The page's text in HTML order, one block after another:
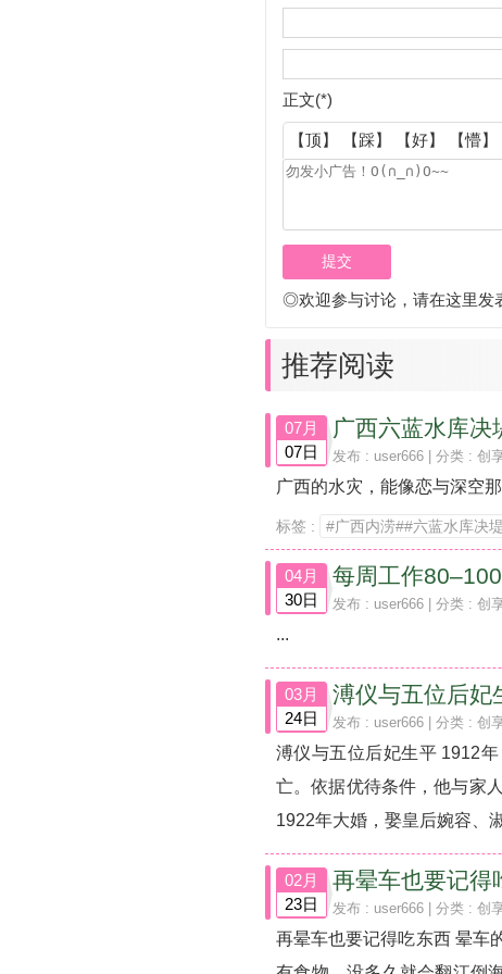
正文(*)
【顶】 【踩】 【好】 【懵】
◎欢迎参与讨论，请在这里发
推荐阅读
07月
07日
广西六蓝水库决
发布 : user666 | 分类 : 创
广西的水灾，能像恋与深空
标签 : #广西内涝##六蓝水库决
04月
30日
每周工作
发布 : user666 | 分类 : 创
...
03月
24日
溥仪与五位后妃
发布 : user666 | 分类 : 创
溥仪与五位后妃生平 1912
亡。依据优待条件，他与家
1922年大婚，娶皇后婉容、
02月
23日
再晕车也要记得
发布 : user666 | 分类 : 创
再晕车也要记得吃东西 晕车